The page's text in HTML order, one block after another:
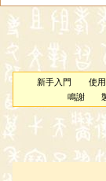
新手入門 使
鳴謝